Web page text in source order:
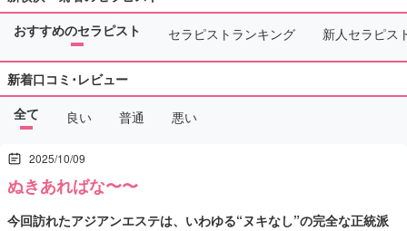
おすすめのセラピスト
セラピストランキング 新人セラピス
新着口コミ･レビュー
全て
良い 普通 悪い
2025/10/09
ぬきあればな〜〜
今回訪れたアジアンエステは、いわゆる“ヌキなし”の完全な正統派